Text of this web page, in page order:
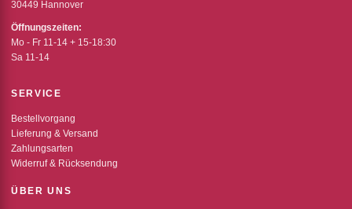
30449 Hannover
Öffnungszeiten:
Mo - Fr 11-14 + 15-18:30
Sa 11-14
SERVICE
Bestellvorgang
Lieferung & Versand
Zahlungsarten
Widerruf & Rücksendung
ÜBER UNS